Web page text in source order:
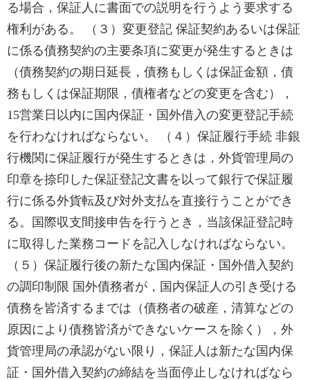
る場合，保証人に書面での説明を行うよう要求する
権利がある。 （３）変更登記 保証契約あるいは保証
に係る債務契約の主要条項に変更が発生するときは
（債務契約の期日延長，債務もしくは保証金額，債
務もしくは保証期限，債権者などの変更を含む），
15営業日以内に国内保証・国外借入の変更登記手続
を行わなければならない。 （４）保証履行手続 非銀
行機関に保証履行が発生するときは，外貨管理局の
印章を捺印した保証登記文書を以って銀行で保証履
行に係る外貨転及び対外支払を直接行うことができ
る。国際収支間接申告を行うとき，当該保証登記時
に取得した業務コードを記入しなければならない。
（５）保証履行後の新たな国内保証・国外借入契約
の調印制限 国外債務者が，国内保証人の引き受ける
債務を皆済するまでは（債務者の破産，清算などの
原因により債務皆済ができないケースを除く），外
貨管理局の承認がない限り，保証人は新たな国内保
証・国外借入契約の締結を当面停止しなければなら